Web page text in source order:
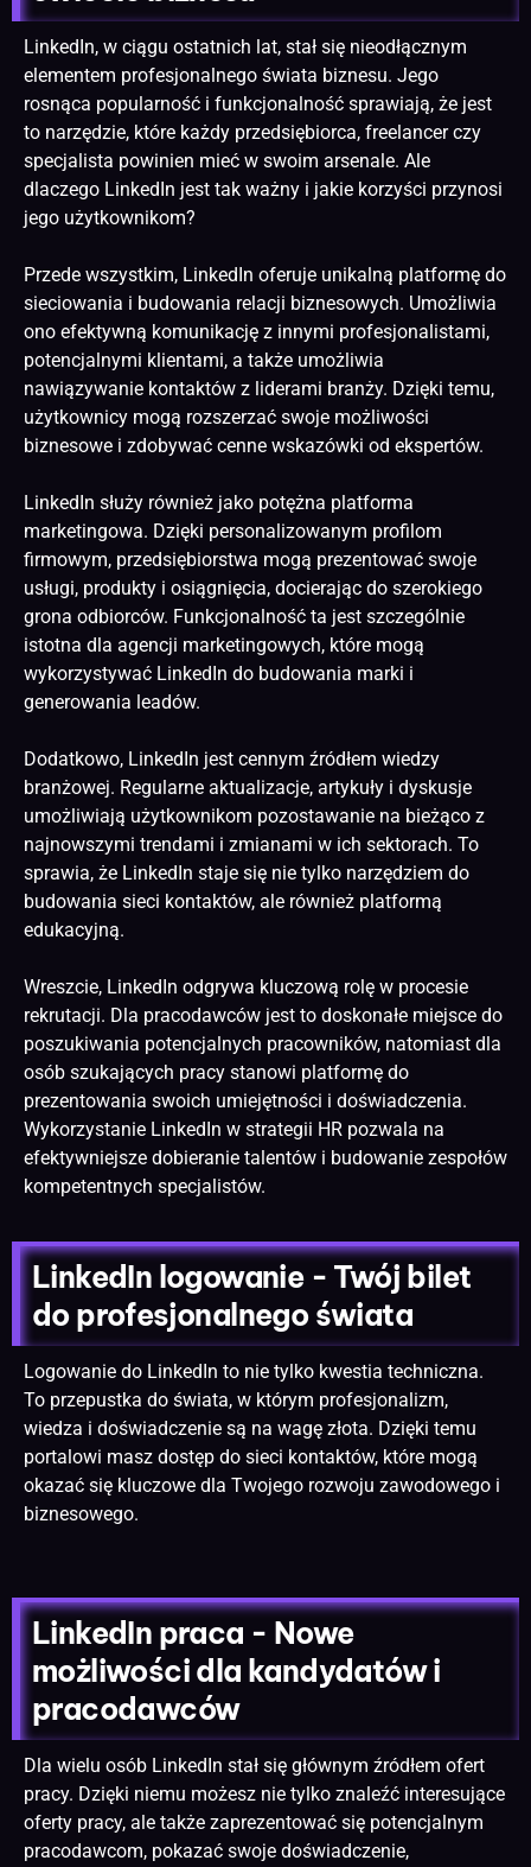
LinkedIn, w ciągu ostatnich lat, stał się nieodłącznym
elementem profesjonalnego świata biznesu. Jego
rosnąca popularność i funkcjonalność sprawiają, że jest
to narzędzie, które każdy przedsiębiorca, freelancer czy
specjalista powinien mieć w swoim arsenale. Ale
dlaczego LinkedIn jest tak ważny i jakie korzyści przynosi
jego użytkownikom?
Przede wszystkim, LinkedIn oferuje unikalną platformę do
sieciowania i budowania relacji biznesowych. Umożliwia
ono efektywną komunikację z innymi profesjonalistami,
potencjalnymi klientami, a także umożliwia
nawiązywanie kontaktów z liderami branży. Dzięki temu,
użytkownicy mogą rozszerzać swoje możliwości
biznesowe i zdobywać cenne wskazówki od ekspertów.
LinkedIn służy również jako potężna platforma
marketingowa. Dzięki personalizowanym profilom
firmowym, przedsiębiorstwa mogą prezentować swoje
usługi, produkty i osiągnięcia, docierając do szerokiego
grona odbiorców. Funkcjonalność ta jest szczególnie
istotna dla agencji marketingowych, które mogą
wykorzystywać LinkedIn do budowania marki i
generowania leadów.
Dodatkowo, LinkedIn jest cennym źródłem wiedzy
branżowej. Regularne aktualizacje, artykuły i dyskusje
umożliwiają użytkownikom pozostawanie na bieżąco z
najnowszymi trendami i zmianami w ich sektorach. To
sprawia, że LinkedIn staje się nie tylko narzędziem do
budowania sieci kontaktów, ale również platformą
edukacyjną.
Wreszcie, LinkedIn odgrywa kluczową rolę w procesie
rekrutacji. Dla pracodawców jest to doskonałe miejsce do
poszukiwania potencjalnych pracowników, natomiast dla
osób szukających pracy stanowi platformę do
prezentowania swoich umiejętności i doświadczenia.
Wykorzystanie LinkedIn w strategii HR pozwala na
efektywniejsze dobieranie talentów i budowanie zespołów
kompetentnych specjalistów.
LinkedIn logowanie - Twój bilet
do profesjonalnego świata
Logowanie do LinkedIn to nie tylko kwestia techniczna.
To przepustka do świata, w którym profesjonalizm,
wiedza i doświadczenie są na wagę złota. Dzięki temu
portalowi masz dostęp do sieci kontaktów, które mogą
okazać się kluczowe dla Twojego rozwoju zawodowego i
biznesowego.
LinkedIn praca - Nowe
możliwości dla kandydatów i
pracodawców
Dla wielu osób LinkedIn stał się głównym źródłem ofert
pracy. Dzięki niemu możesz nie tylko znaleźć interesujące
oferty pracy, ale także zaprezentować się potencjalnym
pracodawcom, pokazać swoje doświadczenie,